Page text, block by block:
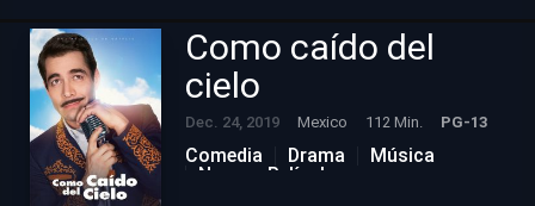
Como caído del
cielo
Dec. 24, 2019 Mexico 112 Min. PG-13
Comedia Drama
Música
Nuevas Películas